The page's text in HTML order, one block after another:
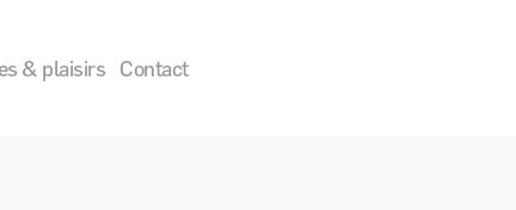
& plaisirs Contact